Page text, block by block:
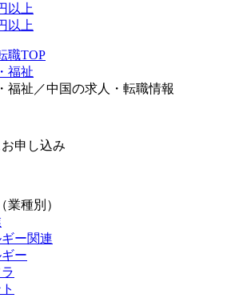
以上
以上
職TOP
福祉
福祉／中国の求人・転職情報
申し込み
業種別）
ー関連
ー